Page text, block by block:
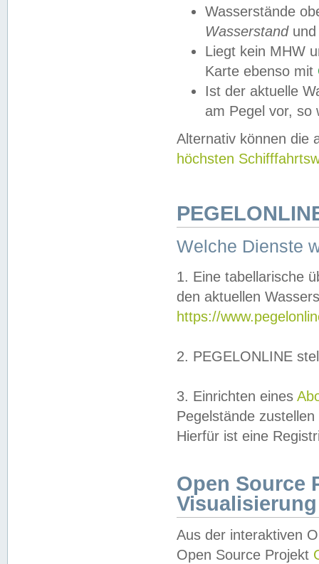
Wasserstände
Wasserstandund
Liegt kein MHW
Karte ebenso mit
Ist der aktuelle
am Pegel vor,
Alternativ können die
höchsten
Welche Dienste
1. Eine tabellarische
den aktuellen
https://
2. PEGELONLINE
3. Einrichten eines
Pegelstände
Hierfür ist eine
Open Source
Visualisierung
Aus der interaktiven
Open Source Projekt